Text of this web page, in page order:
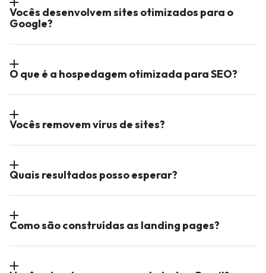
Vocês desenvolvem sites otimizados para o
Google?
O que é a hospedagem otimizada para SEO?
Vocês removem vírus de sites?
Quais resultados posso esperar?
Como são construídas as landing pages?